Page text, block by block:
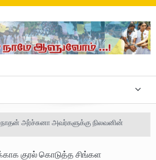
குரல் கொடுத்த சிங்கள